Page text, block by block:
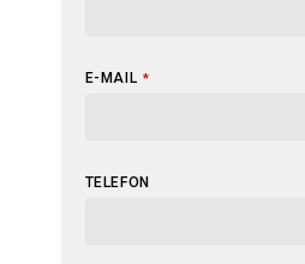
E-MAIL *
TELEFON